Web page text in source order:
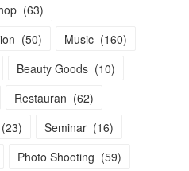
(63)
(50) Music (160)
Beauty Goods (10)
Restauran (62)
(23) Seminar (16)
Photo Shooting (59)